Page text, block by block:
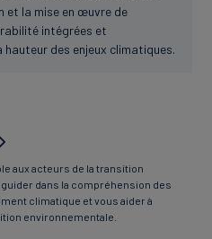
et la mise en œuvre de
intégrées et
hauteur des enjeux climatiques.
aux acteurs de la transition
dans la compréhension des
climatique et vous aider à
environnementale.